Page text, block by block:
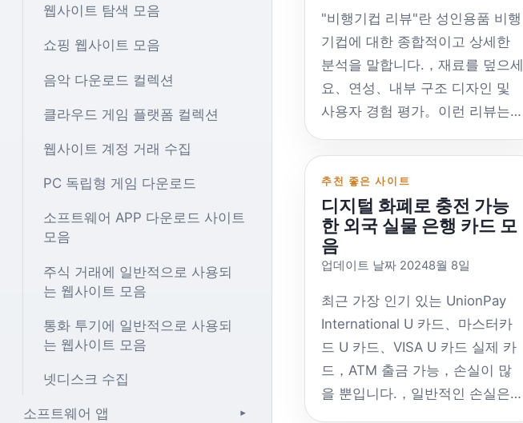
웹사이트 탐색 모음
쇼핑 웹사이트 모음
음악 다운로드 컬렉션
클라우드 게임 플랫폼 컬렉션
웹사이트 계정 거래 수집
PC 독립형 게임 다운로드
소프트웨어 APP 다운로드 사이트
모음
주식 거래에 일반적으로 사용되
는 웹사이트 모음
통화 투기에 일반적으로 사용되
는 웹사이트 모음
넷디스크 수집
소프트웨어 앱 ▾
션을 사용하는 것이 좋습니다.。
그것은 주목해야합니다，일부 대
중 교통 스테이션은 소스 제조업
체보다 훨씬 낮습니다.，웹 2 API
를 사용할 수 있습니다、환불 스
대、Ginseng 물과 같은 방법，공
식 API로 직접 전송하지 않습니
다，따라서 안정성이 반드시 불안
정하지는 않습니다，그러나 그것
은 공무원만큼 안정적이지 않습니
다。그러나 가격은 낮습니다，높
은 비용 성능，필요에 따라 사용
할지 여부를 고려할 수 있습니
다.。 일부 국제 AI API 환승 스테
이션은 중국에 서비스를 제공하지
않을 수 있으므로 중국 AI API 환
"비행기컵 리뷰"란 성인용품 비행
기컵에 대한 종합적이고 상세한
분석을 말합니다.，재료를 덮으세
요、연성、내부 구조 디자인 및
사용자 경험 평가。이런 리뷰는
두는 것이 아닙니다.，또한 현실
감과 사용 편의성에 주목하세
요.。그 목적은 소비자에게 상세
한 제품 정보를 제공하는 것입니
다.，구매할 때 더 많은 정보를 얻
고 적절한 선택을 할 수 있도록。
그러한 평가를 통해，소비자는 제
품 기능을 더 잘 이해할 수 있습니
다.，개인적인 필요를 충족하고
더 높은 수준의 삶의 경험을 즐기
기 위해。 단 몇 초 만에 하늘로
추천 좋은 사이트
디지털 화폐로 충전 가능
한 외국 실물 은행 카드 모
음
업데이트 날짜 20248월 8일
최근 가장 인기 있는 UnionPay
International U 카드、마스터카
드 U 카드、VISA U 카드 실제 카
드，ATM 출금 가능，손실이 많
을 뿐입니다.，일반적인 손실은